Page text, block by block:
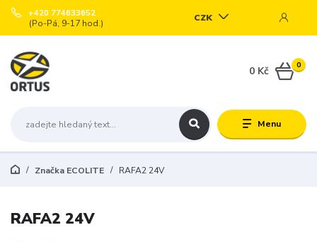
Menu
CZK
+420 774633652
(Po-Pá, 9-17 hod.)
0
0 Kč
Značka ECOLITE RAFA2 24V
RAFA2 24V